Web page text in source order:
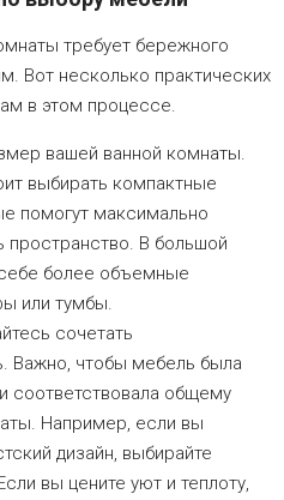
требует бережного
Вот несколько практических
в этом процессе.
вашей ванной комнаты.
выбирать компактные
помогут максимально
пространство. В большой
более объемные
или тумбы.
сочетать
Важно, чтобы мебель была
соответствовала общему
Например, если вы
дизайн, выбирайте
вы цените уют и теплоту,